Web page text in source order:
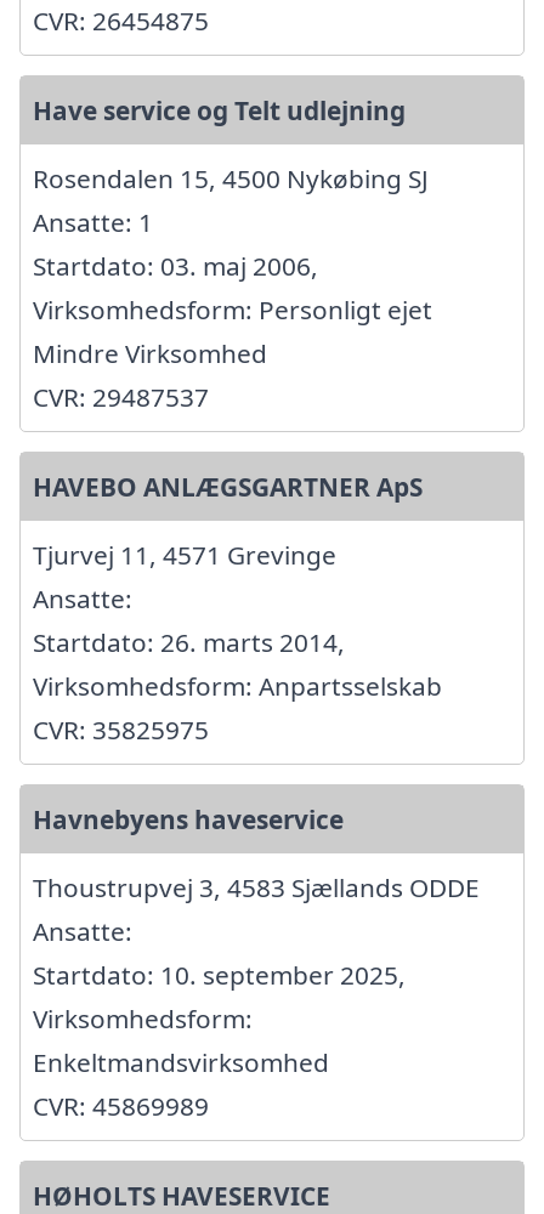
CVR: 26454875
Have service og Telt udlejning
Rosendalen 15, 4500 Nykøbing SJ
Ansatte: 1
Startdato: 03. maj 2006,
Virksomhedsform: Personligt ejet
Mindre Virksomhed
CVR: 29487537
HAVEBO ANLÆGSGARTNER ApS
Tjurvej 11, 4571 Grevinge
Ansatte:
Startdato: 26. marts 2014,
Virksomhedsform: Anpartsselskab
CVR: 35825975
Havnebyens haveservice
Thoustrupvej 3, 4583 Sjællands ODDE
Ansatte:
Startdato: 10. september 2025,
Virksomhedsform:
Enkeltmandsvirksomhed
CVR: 45869989
HØHOLTS HAVESERVICE